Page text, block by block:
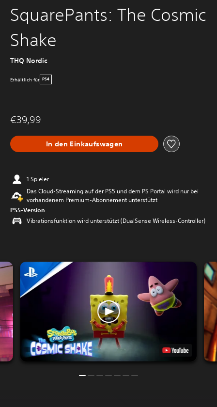
SquarePants: The Cosmic
Shake
THQ Nordic
Erhältlich für PS4
€39,99
In den Einkaufswagen
1 Spieler
Das Cloud-Streaming auf der PS5 und dem PS Portal wird nur bei
vorhandenem Premium-Abonnement unterstützt
PS5-Version
Vibrationsfunktion wird unterstützt (DualSense Wireless-Controller)